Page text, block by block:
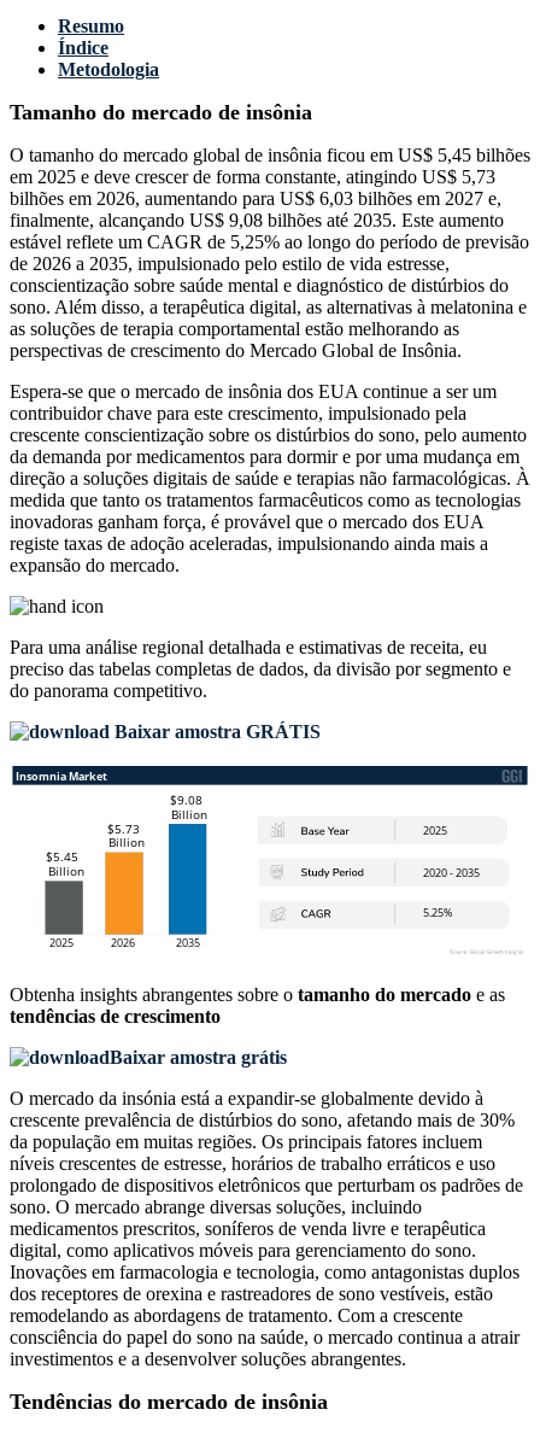
Resumo
Índice
Metodologia
Tamanho do mercado de insônia
O tamanho do mercado global de insônia ficou em US$ 5,45 bilhões
em 2025 e deve crescer de forma constante, atingindo US$ 5,73
bilhões em 2026, aumentando para US$ 6,03 bilhões em 2027 e,
finalmente, alcançando US$ 9,08 bilhões até 2035. Este aumento
estável reflete um CAGR de 5,25% ao longo do período de previsão
de 2026 a 2035, impulsionado pelo estilo de vida estresse,
conscientização sobre saúde mental e diagnóstico de distúrbios do
sono. Além disso, a terapêutica digital, as alternativas à melatonina e
as soluções de terapia comportamental estão melhorando as
perspectivas de crescimento do Mercado Global de Insônia.
Espera-se que o mercado de insônia dos EUA continue a ser um
contribuidor chave para este crescimento, impulsionado pela
crescente conscientização sobre os distúrbios do sono, pelo aumento
da demanda por medicamentos para dormir e por uma mudança em
direção a soluções digitais de saúde e terapias não farmacológicas. À
medida que tanto os tratamentos farmacêuticos como as tecnologias
inovadoras ganham força, é provável que o mercado dos EUA
registe taxas de adoção aceleradas, impulsionando ainda mais a
expansão do mercado.
Para uma análise regional detalhada e estimativas de receita, eu
preciso das tabelas completas de dados, da divisão por segmento e
do panorama competitivo.
Baixar amostra GRÁTIS
Obtenha insights abrangentes sobre o tamanho do mercado e as
tendências de crescimento
Baixar amostra grátis
O mercado da insónia está a expandir-se globalmente devido à
crescente prevalência de distúrbios do sono, afetando mais de 30%
da população em muitas regiões. Os principais fatores incluem
níveis crescentes de estresse, horários de trabalho erráticos e uso
prolongado de dispositivos eletrônicos que perturbam os padrões de
sono. O mercado abrange diversas soluções, incluindo
medicamentos prescritos, soníferos de venda livre e terapêutica
digital, como aplicativos móveis para gerenciamento do sono.
Inovações em farmacologia e tecnologia, como antagonistas duplos
dos receptores de orexina e rastreadores de sono vestíveis, estão
remodelando as abordagens de tratamento. Com a crescente
consciência do papel do sono na saúde, o mercado continua a atrair
investimentos e a desenvolver soluções abrangentes.
Tendências do mercado de insônia